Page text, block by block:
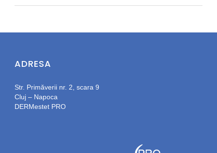
ADRESA
Str. Primăverii nr. 2, scara 9
Cluj – Napoca
DERMestet PRO